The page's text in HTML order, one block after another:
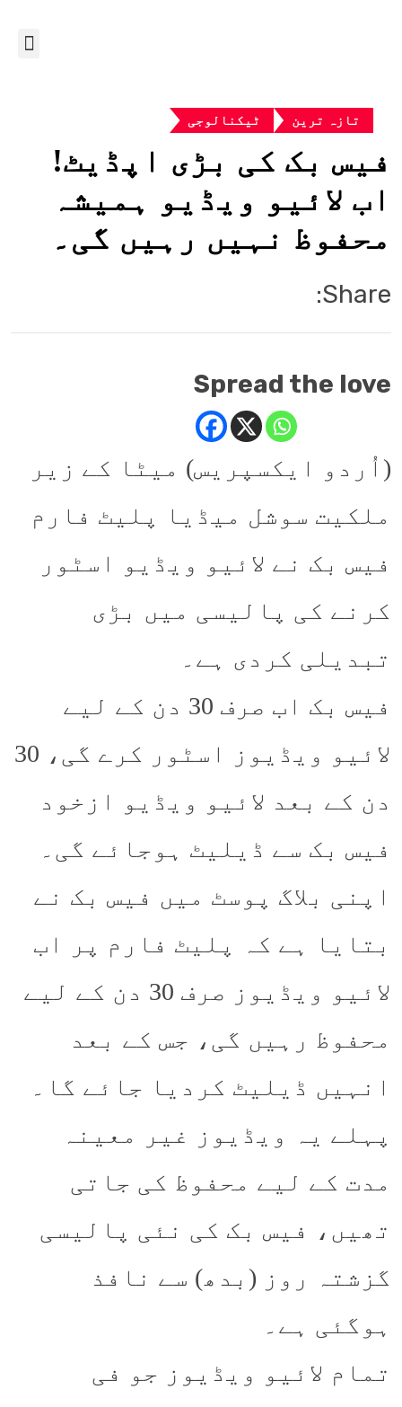
تازہ ترین ٹیکنالوجی
فیس بک کی بڑی اپڈیٹ!
اب لائیو ویڈیو ہمیشہ
محفوظ نہیں رہیں گی۔
Share:
Spread the love
(اُردو ایکسپریس) میٹا کے زیر
ملکیت سوشل میڈیا پلیٹ فارم
فیس بک نے لائیو ویڈیو اسٹور
کرنے کی پالیسی میں بڑی
تبدیلی کردی ہے۔
فیس بک اب صرف 30 دن کے لیے
لائیو ویڈیوز اسٹور کرے گی، 30
دن کے بعد لائیو ویڈیو ازخود
فیس بک سے ڈیلیٹ ہوجائے گی۔
اپنی بلاگ پوسٹ میں فیس بک نے
بتایا ہے کہ پلیٹ فارم پر اب
لائیو ویڈیوز صرف 30 دن کے لیے
محفوظ رہیں گی، جس کے بعد
انہیں ڈیلیٹ کردیا جائے گا۔
پہلے یہ ویڈیوز غیر معینہ
مدت کے لیے محفوظ کی جاتی
تھیں، فیس بک کی نئی پالیسی
گزشتہ روز (بدھ) سے نافذ
ہوگئی ہے۔
تمام لائیو ویڈیوز جو فی